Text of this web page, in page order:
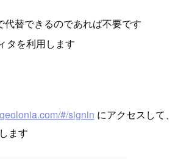
代替できるのであれば不要です
タを利用します
#/signin にアクセスして、
ます